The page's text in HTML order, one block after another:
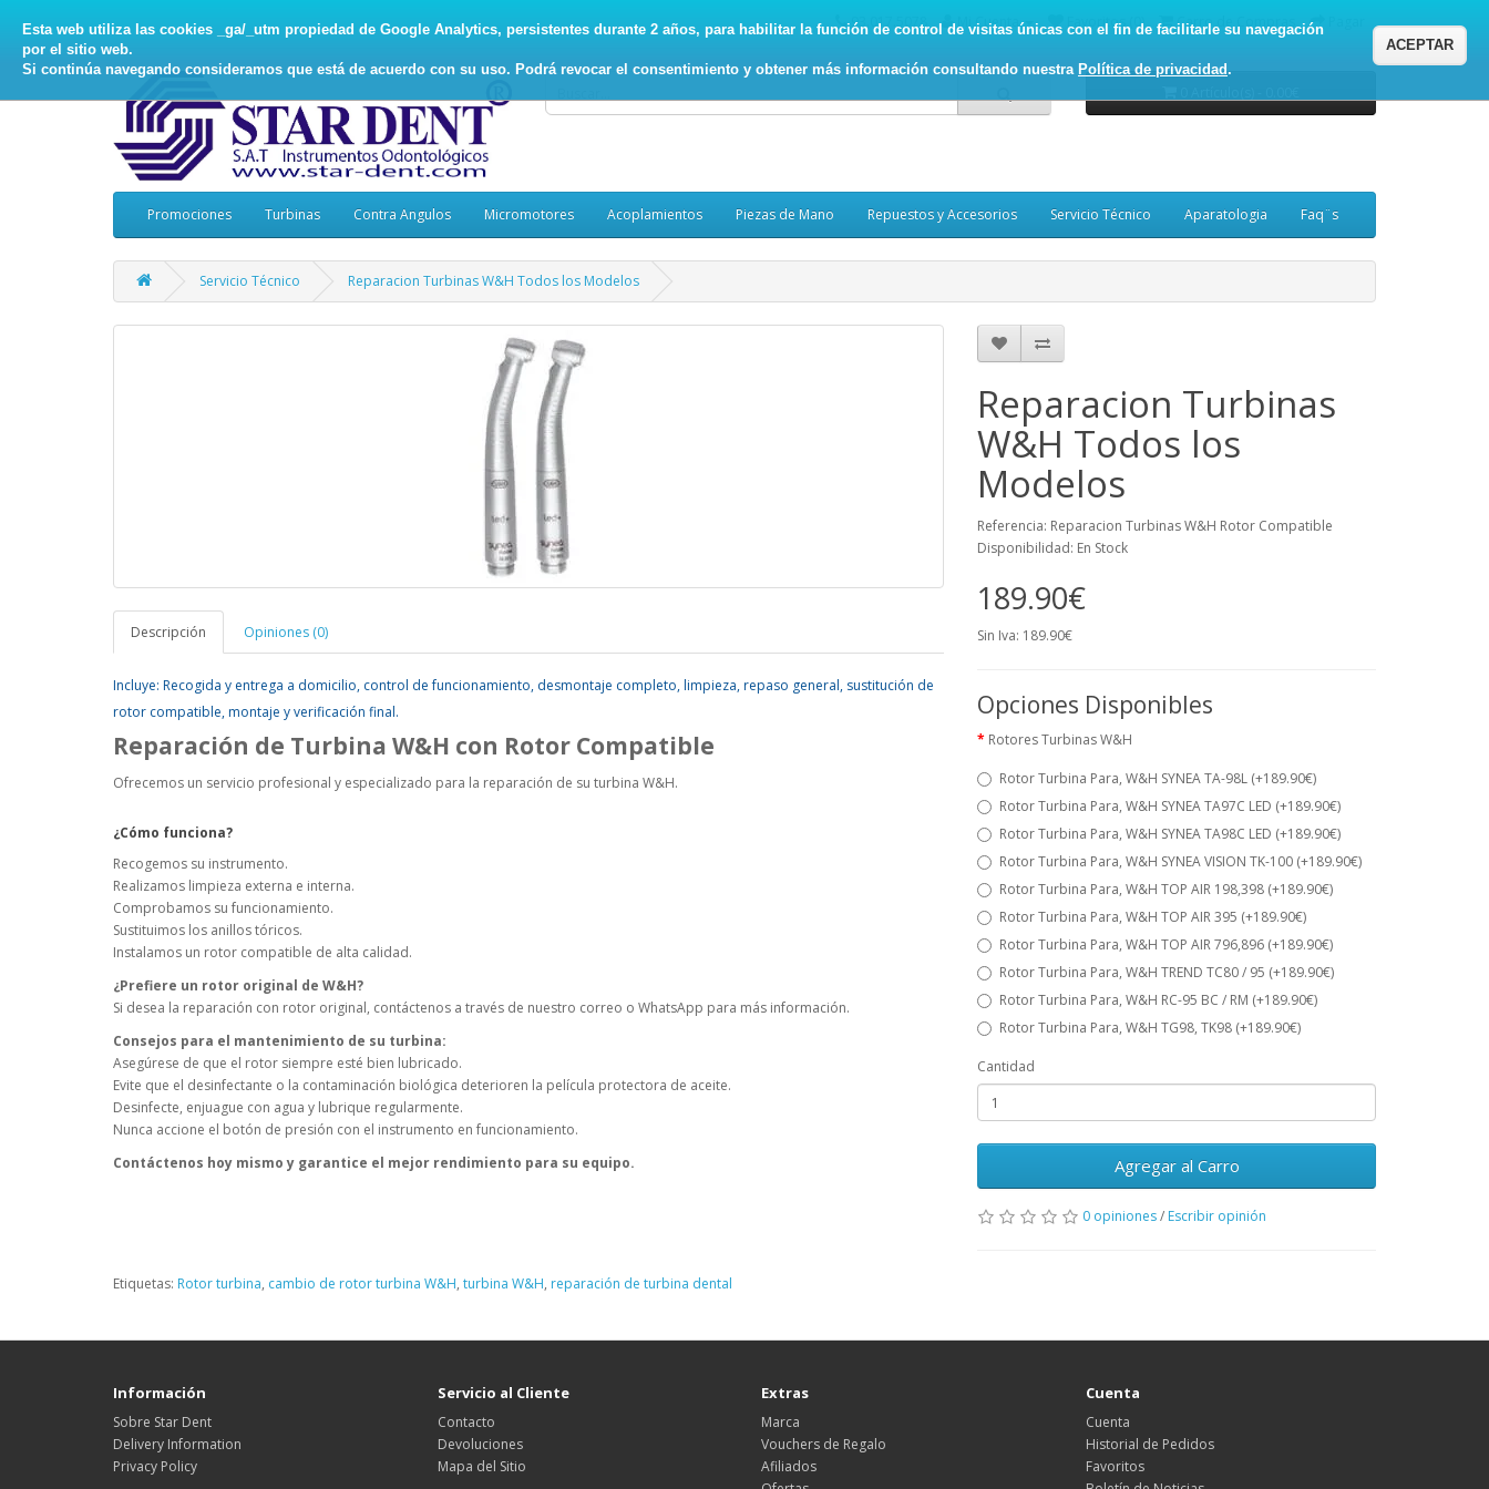
Esta web utiliza las cookies _ga/_utm propiedad de Google Analytics, persistentes durante 2 años, para habilitar la función de control de visitas únicas con el fin de facilitarle su navegación
por el sitio web.
Si continúa navegando consideramos que está de acuerdo con su uso. Podrá revocar el consentimiento y obtener más información consultando nuestra Política de privacidad.
ACEPTAR
93.017.5078 Mi Cuenta Favoritos (0) Carro de Compras
Promociones Turbinas Contra Angulos Micromotores Acoplamientos Piezas de Mano Repuestos y Accesorios Servicio Técnico Aparatologia Faq¨s
Servicio Técnico Reparacion Turbinas W&H Todos los Modelos
Descripción Opiniones (0)
Incluye: Recogida y entrega a domicilio, control de funcionamiento, desmontaje completo, limpieza, repaso general, sustitución de
rotor compatible, montaje y verificación final.
Reparación de Turbina W&H con Rotor Compatible
Ofrecemos un servicio profesional y especializado para la reparación de su turbina W&H.
¿Cómo funciona?
Recogemos su instrumento.
Realizamos limpieza externa e interna.
Comprobamos su funcionamiento.
Sustituimos los anillos tóricos.
Instalamos un rotor compatible de alta calidad.
¿Prefiere un rotor original de W&H?
Si desea la reparación con rotor original, contáctenos a través de nuestro correo o WhatsApp para más información.
Consejos para el mantenimiento de su turbina:
Asegúrese de que el rotor siempre esté bien lubricado.
Evite que el desinfectante o la contaminación biológica deterioren la película protectora de aceite.
Desinfecte, enjuague con agua y lubrique regularmente.
Nunca accione el botón de presión con el instrumento en funcionamiento.
Contáctenos hoy mismo y garantice el mejor rendimiento para su equipo.
Reparacion Turbinas
W&H Todos los
Modelos
Referencia: Reparacion Turbinas W&H Rotor Compatible
Disponibilidad: En Stock
189.90€
Sin Iva: 189.90€
Opciones Disponibles
Rotores Turbinas W&H
Rotor Turbina Para, W&H SYNEA TA-98L (+189.90€)
Rotor Turbina Para, W&H SYNEA TA97C LED (+189.90€)
Rotor Turbina Para, W&H SYNEA TA98C LED (+189.90€)
Rotor Turbina Para, W&H SYNEA VISION TK-100 (+189.90€)
Rotor Turbina Para, W&H TOP AIR 198,398 (+189.90€)
Rotor Turbina Para, W&H TOP AIR 395 (+189.90€)
Rotor Turbina Para, W&H TOP AIR 796,896 (+189.90€)
Rotor Turbina Para, W&H TREND TC80 / 95 (+189.90€)
Rotor Turbina Para, W&H RC-95 BC / RM (+189.90€)
Rotor Turbina Para, W&H TG98, TK98 (+189.90€)
Cantidad
Agregar al Carro
0 opiniones/ Escribir opinión
Etiquetas: Rotor turbina, cambio de rotor turbina W&H, turbina W&H, reparación de turbina dental
Información
Sobre Star Dent
Delivery Information
Privacy Policy
Servicio al Cliente
Contacto
Devoluciones
Mapa del Sitio
Extras
Marca
Vouchers de Regalo
Afiliados
Cuenta
Cuenta
Historial de Pedidos
Favoritos